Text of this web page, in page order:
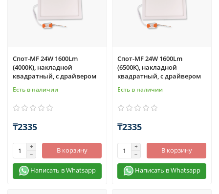
Спот-MF 24W 1600Lm
(4000K), накладной
квадратный, с драйвером
Есть в наличии
₸2335
В корзину
Написать в Whatsapp
Спот-MF 24W 1600Lm
(6500K), накладной
квадратный, с драйвером
Есть в наличии
₸2335
В корзину
Написать в Whatsapp